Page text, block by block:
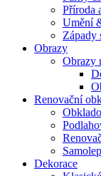
Příroda
Umění
Západy
Obrazy
Obrazy
Renovační
Dekorace